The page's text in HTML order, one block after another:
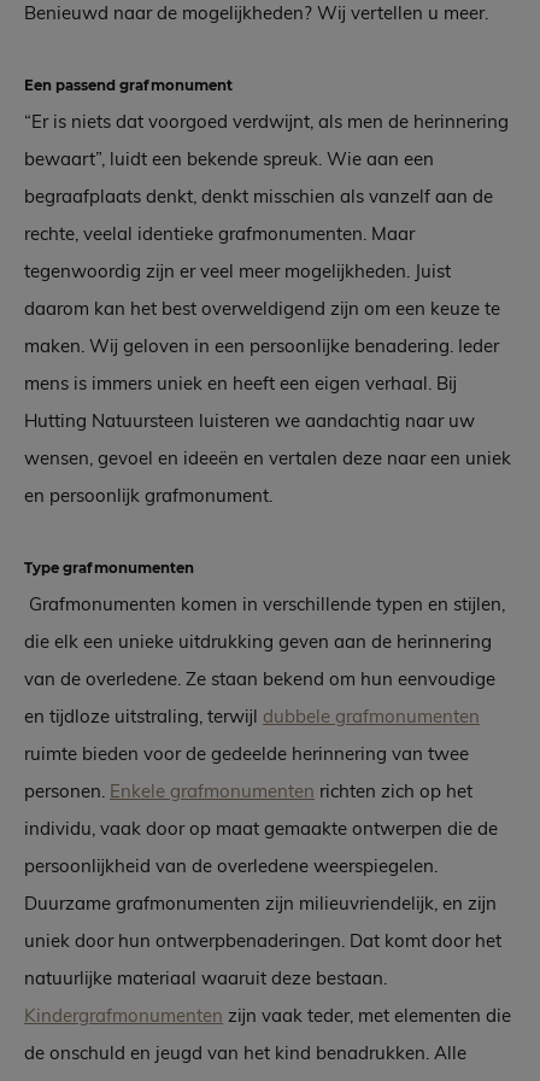
Benieuwd naar de mogelijkheden? Wij vertellen u meer.
Een passend grafmonument
“Er is niets dat voorgoed verdwijnt, als men de herinnering
bewaart”, luidt een bekende spreuk. Wie aan een
begraafplaats denkt, denkt misschien als vanzelf aan de
rechte, veelal identieke grafmonumenten. Maar
tegenwoordig zijn er veel meer mogelijkheden. Juist
daarom kan het best overweldigend zijn om een keuze te
maken. Wij geloven in een persoonlijke benadering. Ieder
mens is immers uniek en heeft een eigen verhaal. Bij
Hutting Natuursteen luisteren we aandachtig naar uw
wensen, gevoel en ideeën en vertalen deze naar een uniek
en persoonlijk grafmonument.
Type grafmonumenten
Grafmonumenten komen in verschillende typen en stijlen,
die elk een unieke uitdrukking geven aan de herinnering
van de overledene. Ze staan bekend om hun eenvoudige
en tijdloze uitstraling, terwijl dubbele grafmonumenten
ruimte bieden voor de gedeelde herinnering van twee
personen. Enkele grafmonumenten richten zich op het
individu, vaak door op maat gemaakte ontwerpen die de
persoonlijkheid van de overledene weerspiegelen.
Duurzame grafmonumenten zijn milieuvriendelijk, en zijn
uniek door hun ontwerpbenaderingen. Dat komt door het
natuurlijke materiaal waaruit deze bestaan.
Kindergrafmonumenten zijn vaak teder, met elementen die
de onschuld en jeugd van het kind benadrukken. Alle